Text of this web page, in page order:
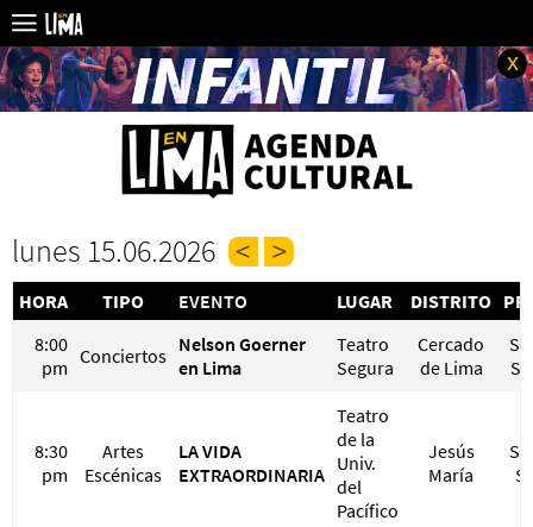
x
lunes 15.06.2026
HORA TIPO EVENTO LUGAR DISTRITO
8:00
pm Conciertos Nelson Goerner
en Lima
Teatro
Segura
Cercado
de Lima
S/
S/
8:30
pm
Artes
Escénicas
LA VIDA
EXTRAORDINARIA
Teatro
de la
Univ.
del
Pacífico
Jesús
María
S/